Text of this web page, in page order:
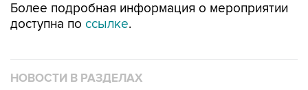
Более подробная информация о мероприятии
доступна по ссылке.
НОВОСТИ В РАЗДЕЛАХ